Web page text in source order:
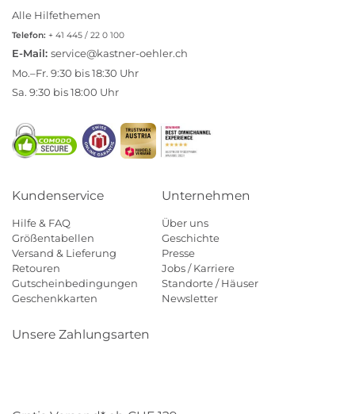
Alle Hilfethemen
Telefon: + 41 445 / 22 0 100
E-Mail: service@kastner-oehler.ch
Mo.–Fr. 9:30 bis 18:30 Uhr
Sa. 9:30 bis 18:00 Uhr
Kundenservice
Hilfe & FAQ
Größentabellen
Versand & Lieferung
Retouren
Gutscheinbedingungen
Geschenkkarten
Unternehmen
Über uns
Geschichte
Presse
Jobs / Karriere
Standorte / Häuser
Newsletter
Unsere Zahlungsarten